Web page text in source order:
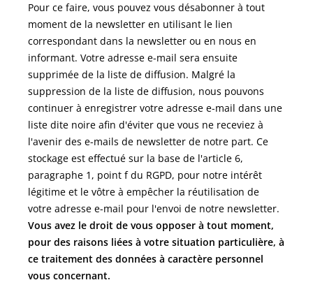
Pour ce faire, vous pouvez vous désabonner à tout
moment de la newsletter en utilisant le lien
correspondant dans la newsletter ou en nous en
informant. Votre adresse e-mail sera ensuite
supprimée de la liste de diffusion. Malgré la
suppression de la liste de diffusion, nous pouvons
continuer à enregistrer votre adresse e-mail dans une
liste dite noire afin d'éviter que vous ne receviez à
l'avenir des e-mails de newsletter de notre part. Ce
stockage est effectué sur la base de l'article 6,
paragraphe 1, point f du RGPD, pour notre intérêt
légitime et le vôtre à empêcher la réutilisation de
votre adresse e-mail pour l'envoi de notre newsletter.
Vous avez le droit de vous opposer à tout moment,
pour des raisons liées à votre situation particulière, à
ce traitement des données à caractère personnel
vous concernant.